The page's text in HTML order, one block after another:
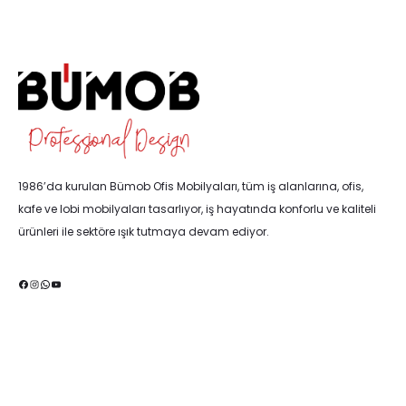
1986’da kurulan Bümob Ofis Mobilyaları, tüm iş alanlarına, ofis,
kafe ve lobi mobilyaları tasarlıyor, iş hayatında konforlu ve kaliteli
ürünleri ile sektöre ışık tutmaya devam ediyor.
Facebook
Instagram
WhatsApp
YouTube